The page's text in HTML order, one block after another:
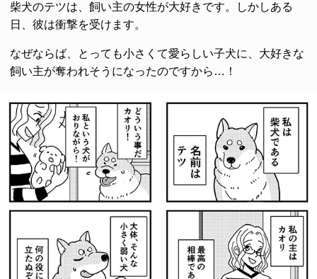
柴犬のテツは、飼い主の女性が大好きです。しかしある
日、彼は衝撃を受けます。
なぜならば、とっても小さくて愛らしい子犬に、大好きな
飼い主が奪われそうになったのですから…！